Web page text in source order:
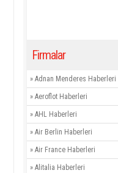
Firmalar
» Adnan Menderes Haberleri
» Aeroflot Haberleri
» AHL Haberleri
» Air Berlin Haberleri
» Air France Haberleri
» Alitalia Haberleri